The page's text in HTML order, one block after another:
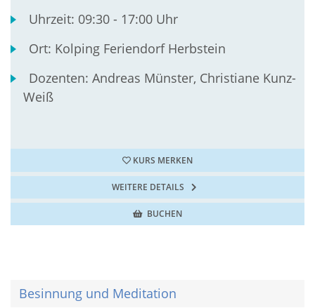
Uhrzeit: 09:30 - 17:00 Uhr
Ort: Kolping Feriendorf Herbstein
Dozenten:Andreas Münster, Christiane Kunz-
Weiß
KURS MERKEN
WEITERE DETAILS
BUCHEN
Besinnung und Meditation